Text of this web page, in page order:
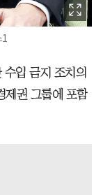
1
입 금지 조치의
제권 그룹에 포함